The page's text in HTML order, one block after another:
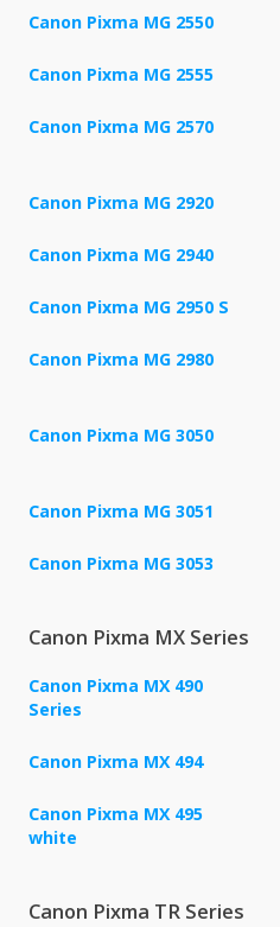
Canon Pixma MG 2550
Canon Pixma MG 2555
Canon Pixma MG 2570
Canon Pixma MG 2920
Canon Pixma MG 2940
Canon Pixma MG 2950 S
Canon Pixma MG 2980
Canon Pixma MG 3050
Canon Pixma MG 3051
Canon Pixma MG 3053
Canon Pixma MX Series
Canon Pixma MX 490
Series
Canon Pixma MX 494
Canon Pixma MX 495
white
Canon Pixma TR Series